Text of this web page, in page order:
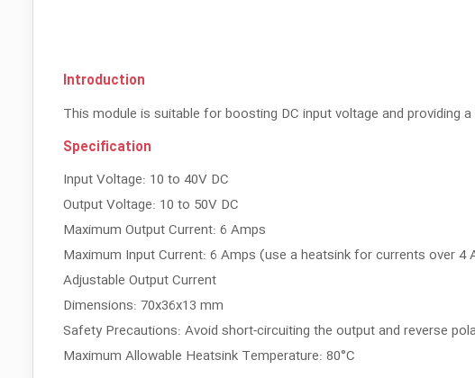
Introduction
This module is suitable for boosting DC input voltage and providing
Specification
Input Voltage: 10 to 40V DC
Output Voltage: 10 to 50V DC
Maximum Output Current: 6 Amps
Maximum Input Current: 6 Amps (use a heatsink for currents over 4
Adjustable Output Current
Dimensions: 70x36x13 mm
Safety Precautions: Avoid short-circuiting the output and reverse
Maximum Allowable Heatsink Temperature: 80°C